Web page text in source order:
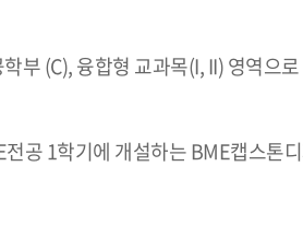
부 (C), 융합형 교과목(I, II) 영역으
공 1학기에 개설하는 BME캡스톤